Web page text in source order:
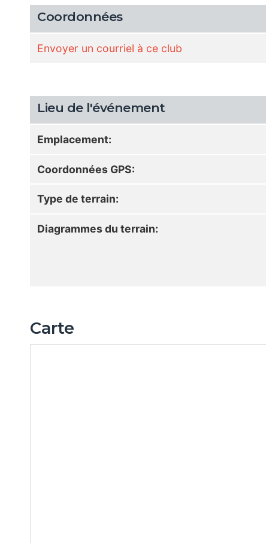
Coordonnées
Envoyer un courriel à ce club
Lieu de l'événement
Emplacement:
Coordonnées GPS:
Type de terrain:
Diagrammes du terrain:
Carte